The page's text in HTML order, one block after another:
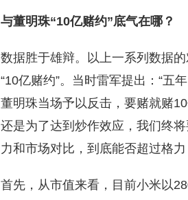
与董明珠“10亿赌约”底气在哪？
数据胜于雄辩。以上一系列数据
“10亿赌约”。当时雷军提出：“五
董明珠当场予以反击，要赌就赌
还是为了达到炒作效应，我们终
力和市场对比，到底能否超过格力
首先，从市值来看，目前小米以